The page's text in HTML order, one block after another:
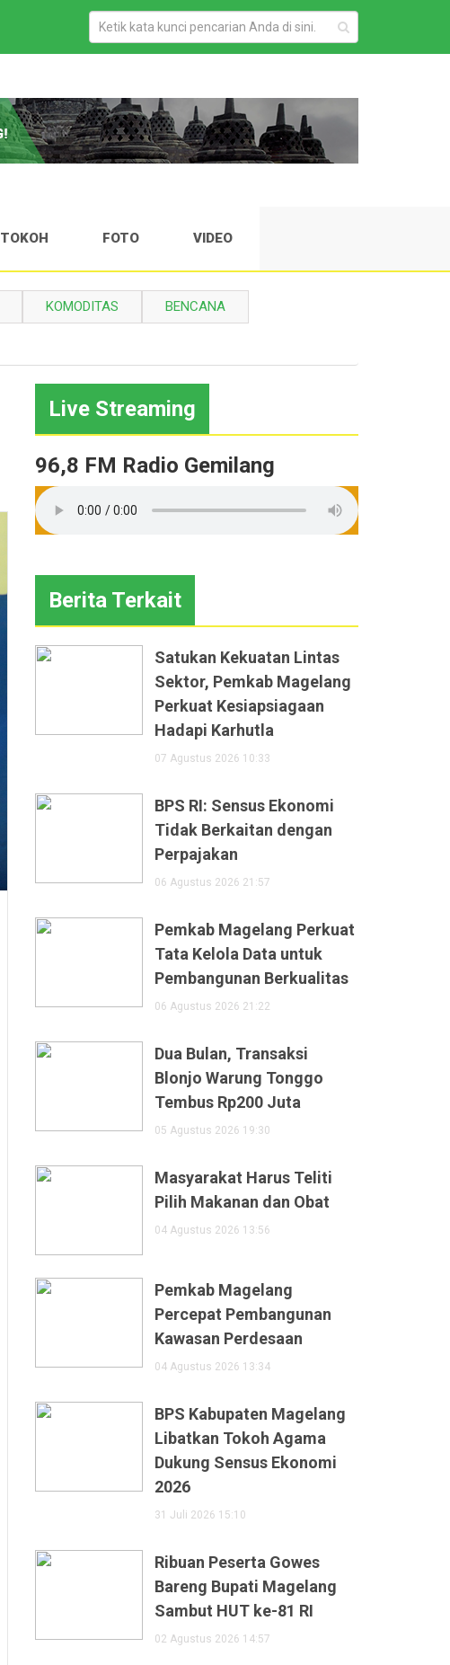
TOKOH FOTO VIDEO
KOMODITAS BENCANA
Live Streaming
96,8 FM Radio Gemilang
Berita Terkait
Satukan Kekuatan Lintas
Sektor, Pemkab Magelang
Perkuat Kesiapsiagaan
Hadapi Karhutla
07 Agustus 2026 10:33
BPS RI: Sensus Ekonomi
Tidak Berkaitan dengan
Perpajakan
06 Agustus 2026 21:57
Pemkab Magelang Perkuat
Tata Kelola Data untuk
Pembangunan Berkualitas
06 Agustus 2026 21:22
Dua Bulan, Transaksi
Blonjo Warung Tonggo
Tembus Rp200 Juta
05 Agustus 2026 19:30
Masyarakat Harus Teliti
Pilih Makanan dan Obat
04 Agustus 2026 13:56
Pemkab Magelang
Percepat Pembangunan
Kawasan Perdesaan
04 Agustus 2026 13:34
BPS Kabupaten Magelang
Libatkan Tokoh Agama
Dukung Sensus Ekonomi
2026
31 Juli 2026 15:10
Ribuan Peserta Gowes
Bareng Bupati Magelang
Sambut HUT ke-81 RI
02 Agustus 2026 14:57